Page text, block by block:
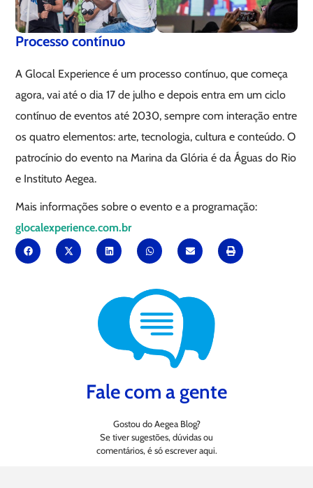
Processo contínuo
A Glocal Experience é um processo contínuo, que começa
agora, vai até o dia 17 de julho e depois entra em um ciclo
contínuo de eventos até 2030, sempre com interação entre
os quatro elementos: arte, tecnologia, cultura e conteúdo. O
patrocínio do evento na Marina da Glória é da Águas do Rio
e Instituto Aegea.
Mais informações sobre o evento e a programação:
glocalexperience.com.br
Fale com a gente
Gostou do Aegea Blog?
Se tiver sugestões, dúvidas ou
comentários, é só escrever aqui.